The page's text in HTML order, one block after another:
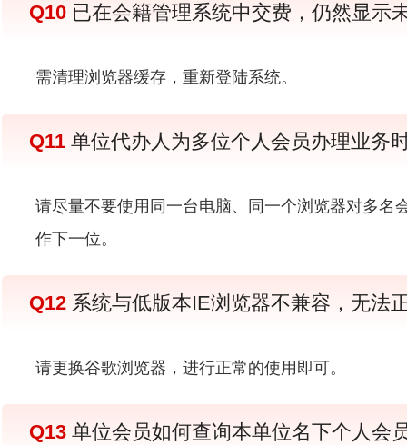
Q10 已在会籍管理系统中交费，仍然显示
需清理浏览器缓存，重新登陆系统。
Q11 单位代办人为多位个人会员办理业务
请尽量不要使用同一台电脑、同一个浏览器对多名
作下一位。
Q12 系统与低版本IE浏览器不兼容，无法
请更换谷歌浏览器，进行正常的使用即可。
Q13 单位会员如何查询本单位名下个人会